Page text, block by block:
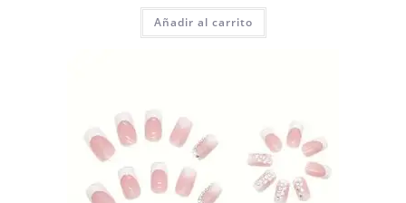
Añadir al carrito